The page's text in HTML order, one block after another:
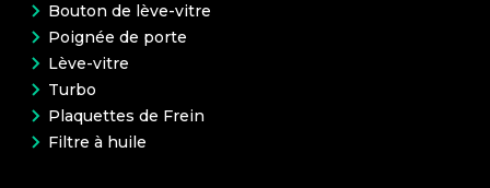
Bouton de lève-vitre
Poignée de porte
Lève-vitre
Turbo
Plaquettes de Frein
Filtre à huile